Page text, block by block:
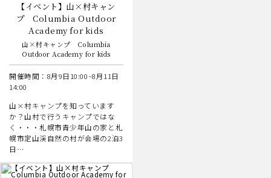
【イベント】山×村キャン
プ Columbia Outdoor
Academy for kids
山×村キャンプ Columbia
Outdoor Academy for kids
開催時間：8月9日10:00~8月11日
14:00
山×村キャンプを知っています
か？山村で行うキャンプではな
く・・・札幌市青少年山の家と札
幌市定山渓自然の村が会場の2泊3
日…